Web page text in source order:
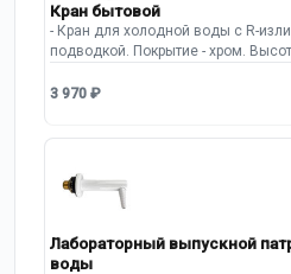
Кран бытовой
- Кран для холодной воды с R-
подводкой. Покрытие - хром.
3 970 ₽
Лабораторный выпускной
воды